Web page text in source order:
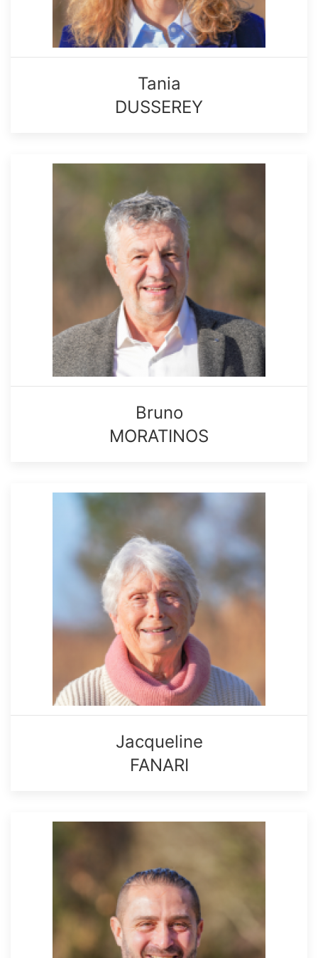
Tania
DUSSEREY
Bruno
MORATINOS
Jacqueline
FANARI